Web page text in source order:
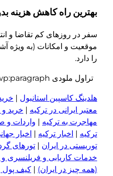
بهترین راه کاهش
سفر در روزهای کم تقاضا و
موقعیت و امکانات (به ویژه
را دارد.
تراول ملودی wp:paragraph
هلدینگ کاسپین استانبول |
معتبر ایرانی در ترکیه | خرید
مهاجرت به ترکیه | واردات و
ترکیه | اخبار ترکیه | اخبار
توریستی در ایران | تورهای
خدمات کاریابی و فریلنسری
(همه چیز در ایران) | کیف پول